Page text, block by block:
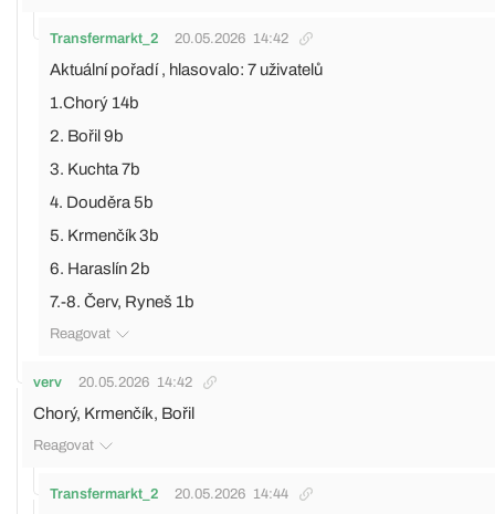
Transfermarkt_2 20.05.2026 14:42
Aktuální pořadí , hlasovalo: 7 uživatelů
1.Chorý 14b
2. Bořil 9b
3. Kuchta 7b
4. Douděra 5b
5. Krmenčík 3b
6. Haraslín 2b
7.-8. Červ, Ryneš 1b
Reagovat
verv 20.05.2026 14:42
Chorý, Krmenčík, Bořil
Reagovat
Transfermarkt_2 20.05.2026 14:44